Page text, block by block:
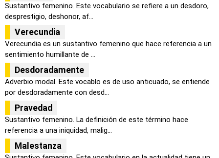
Sustantivo femenino. Este vocabulario se refiere a un desdoro,
desprestigio, deshonor, af...
Verecundia
Verecundia es un sustantivo femenino que hace referencia a un
sentimiento humillante de ...
Desdoradamente
Adverbio modal. Este vocablo es de uso anticuado, se entiende
por desdoradamente con desd...
Pravedad
Sustantivo femenino. La definición de este término hace
referencia a una iniquidad, malig...
Malestanza